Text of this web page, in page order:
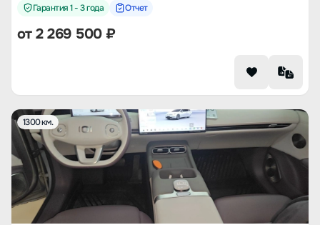
Гарантия 1 - 3 года Отчет
от2 269 500₽
1300 км.